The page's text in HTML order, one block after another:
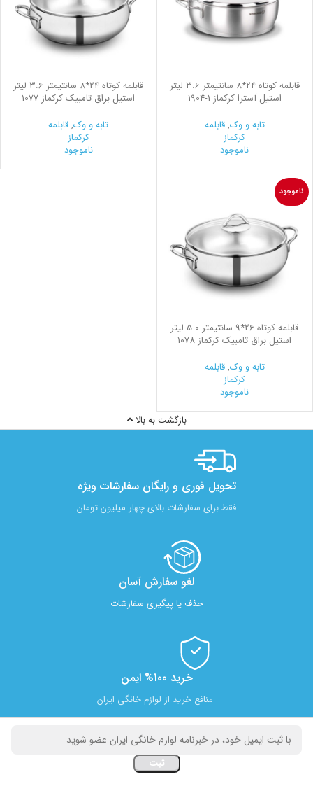
قابلمه کوتاه 24*8 سانتیمتر 3.6 لیتر
استیل آسترا کرکماز 1904-1
تابه و وک,قابلمه
کرکماز
ناموجود
قابلمه کوتاه 24*8 سانتیمتر 3.6 لیتر
استیل براق تامبیک کرکماز 1077
تابه و وک,قابلمه
کرکماز
ناموجود
ناموجود
قابلمه کوتاه 26*9 سانتیمتر 5.0 لیتر
استیل براق تامبیک کرکماز 1078
تابه و وک,قابلمه
کرکماز
ناموجود
بازگشت به بالا
تحویل فوری و رایگان سفارشات ویژه
فقط برای سفارشات بالای چهار میلیون تومان
لغو سفارش آسان​
حذف یا پیگیری سفارشات
خرید 100% ایمن
منافع خرید از لوازم خانگی ایران